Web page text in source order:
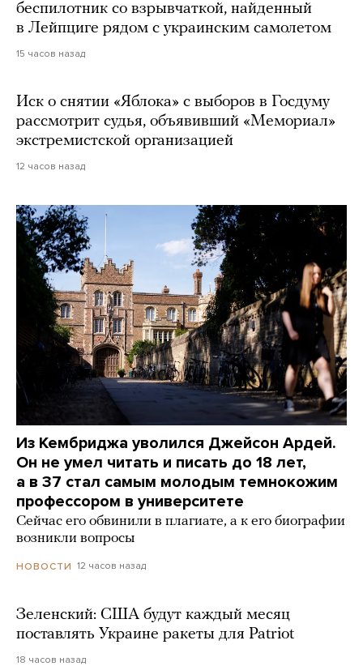
беспилотник со взрывчаткой, найденный
в Лейпциге рядом с украинским самолетом
15 часов назад
Иск о снятии «Яблока» с выборов в Госдуму
рассмотрит судья, объявивший «Мемориал»
экстремистской организацией
12 часов назад
Из Кембриджа уволился Джейсон Ардей.
Он не умел читать и писать до 18 лет,
а в 37 стал самым молодым темнокожим
профессором в университете
Сейчас его обвинили в плагиате, а к его биографии
возникли вопросы
НОВОСТИ 12 часов назад
Зеленский: США будут каждый месяц
поставлять Украине ракеты для Patriot
18 часов назад